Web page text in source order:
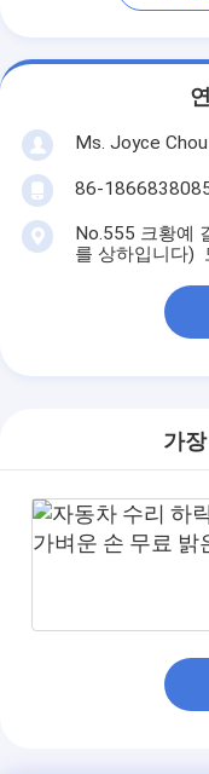
Ms. Joyce Chou
86-
No.555 크황예
를 상하입니다)
가